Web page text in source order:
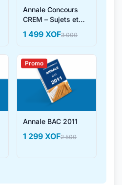
Annale Concours
CREM – Sujets et
1 499 XOF3 000
Promo
Annale BAC 2011
1 299 XOF2 500